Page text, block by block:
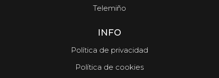
Telemiño
INFO
Política de privacidad
Política de cookies